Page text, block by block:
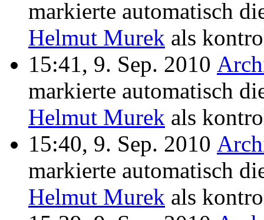
markierte automatisch
Helmut Murek als
15:41, 9. Sep. 2010
markierte automatisch
Helmut Murek als
15:40, 9. Sep. 2010
markierte automatisch
Helmut Murek als